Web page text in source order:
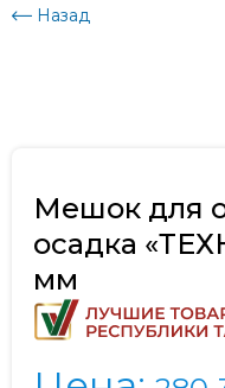
Назад
Мешок для
осадка
мм